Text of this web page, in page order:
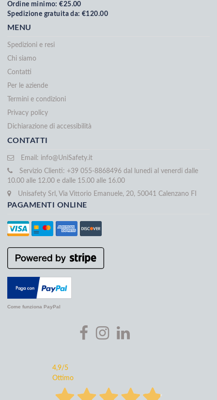
Ordine minimo: €25.00
Spedizione gratuita da: €120.00
MENU
Spedizioni e resi
Chi siamo
Contatti
Per le aziende
Termini e condizioni
Privacy policy
Dichiarazione di accessibilità
CONTATTI
Email: info@UniSafety.it
Servizio Clienti: +39 055-8868496 dal lunedi al venerdi dalle
10.00 alle 12.00 e dalle 15.00 alle 16.00
Unisafety Srl, Via Vittorio Emanuele, 20, 50041 Calenzano FI
PAGAMENTI ONLINE
Come funziona PayPal
4,9/5
Ottimo